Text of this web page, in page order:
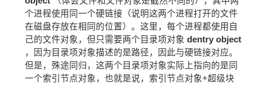
个进程使用同一个硬链接（说明这两个进程打开的文件
在磁盘存放在相同的位置）。这里，每个进程都使用自
己的文件对象，但只需要两个目录项对象 dentry object
，因为目录项对象描述的是路径，因此与硬链接对应。
但是，殊途同归，这两个目录项对象实际上指向的是同
一个索引节点对象，也就是说，索引节点对象+超级块